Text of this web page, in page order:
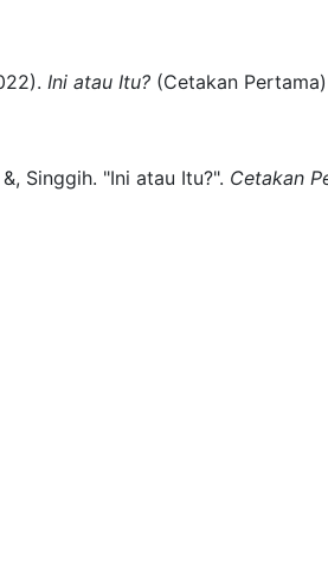
Ini atau Itu? (Cetakan Pertama)
Singgih. "Ini atau Itu?". Cetakan